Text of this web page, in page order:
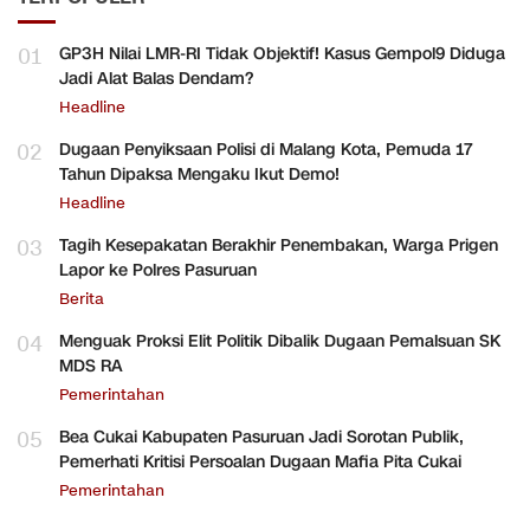
01
GP3H Nilai LMR-RI Tidak Objektif! Kasus Gempol9 Diduga
Jadi Alat Balas Dendam?
Headline
02
Dugaan Penyiksaan Polisi di Malang Kota, Pemuda 17
Tahun Dipaksa Mengaku Ikut Demo!
Headline
03
Tagih Kesepakatan Berakhir Penembakan, Warga Prigen
Lapor ke Polres Pasuruan
Berita
04
Menguak Proksi Elit Politik Dibalik Dugaan Pemalsuan SK
MDS RA
Pemerintahan
05
Bea Cukai Kabupaten Pasuruan Jadi Sorotan Publik,
Pemerhati Kritisi Persoalan Dugaan Mafia Pita Cukai
Pemerintahan